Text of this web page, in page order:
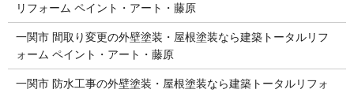
リフォーム ペイント・アート・藤原
一関市 間取り変更の外壁塗装・屋根塗装なら建築トータルリフ
ォーム ペイント・アート・藤原
一関市 防水工事の外壁塗装・屋根塗装なら建築トータルリフォ